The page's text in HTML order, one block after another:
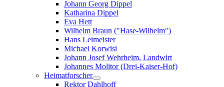
Johann Georg Dippel
Katharina Dippel
Eva Hett
Wilhelm Braun ("Hase-Wilhelm")
Hans Leimeister
Michael Korwisi
Johann Josef Wehrheim, Landwirt
Johannes Molitor (Drei-Kaiser-Hof)
Heimatforscher
Rektor Dahlhoff